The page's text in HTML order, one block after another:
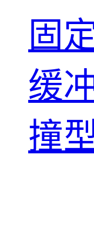
固
缓
撞